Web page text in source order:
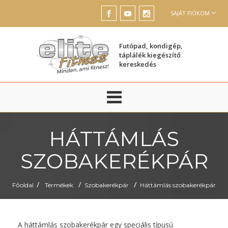
SAJÁT FIÓKOM
Futópad, kondigép,
táplálék kiegészítő
kereskedés
HÁTTÁMLÁS
SZOBAKERÉKPÁR
Főoldal / Termékek / Szobakerékpár / Háttámlás szobakerékpár
A háttámlás szobakerékpár egy speciális típusú